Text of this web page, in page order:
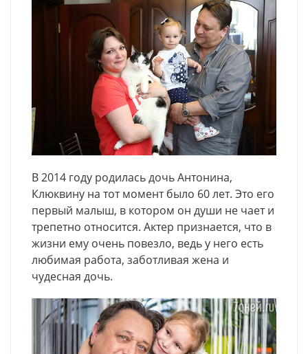
В 2014 году родилась дочь Антонина,
Клюквину на тот момент было 60 лет. Это его
первый малыш, в котором он души не чает и
трепетно относится. Актер признается, что в
жизни ему очень повезло, ведь у него есть
любимая работа, заботливая жена и
чудесная дочь.